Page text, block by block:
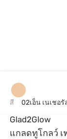
Glad2Glow
แกลดทูโกลว์ เ
สี 02เอ็น เนเชอ